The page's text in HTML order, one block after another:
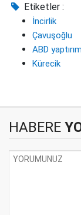
Etiketler :
İncirlik
Çavuşoğlu
ABD
Kürecik
HABERE